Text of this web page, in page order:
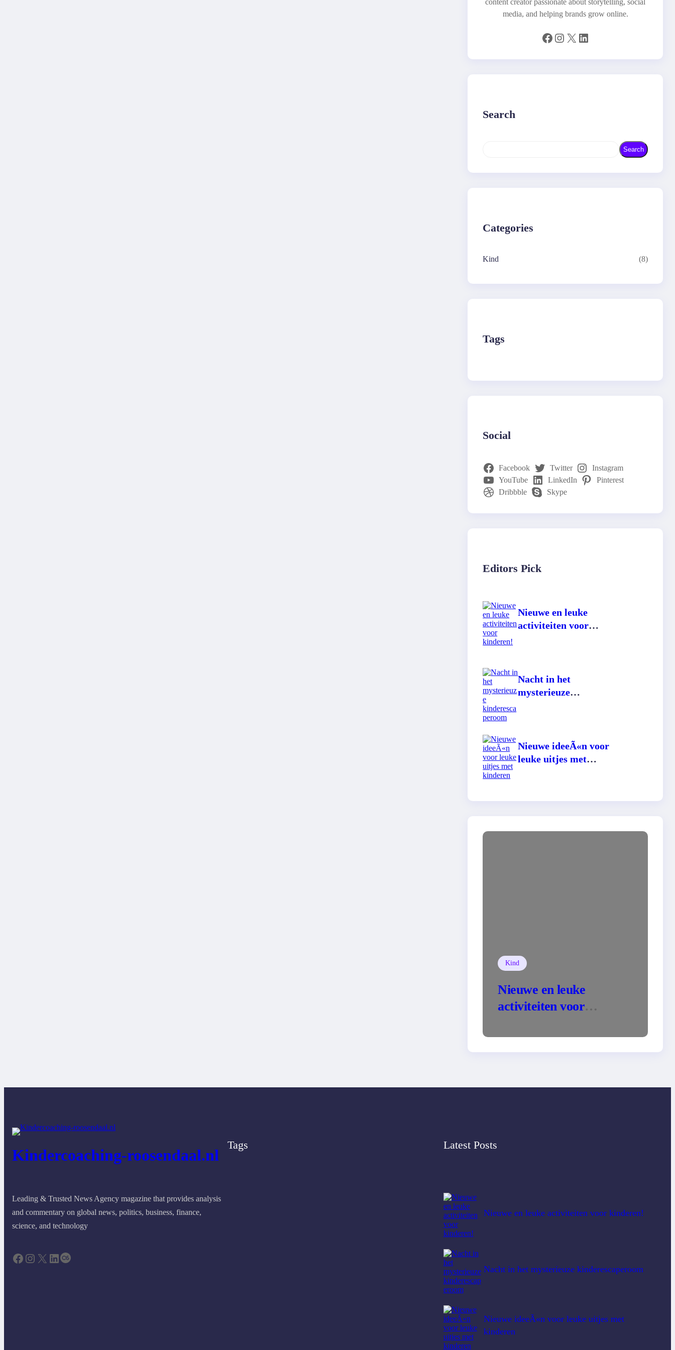
content creator passionate about storytelling, social
media, and helping brands grow online.
Facebook Instagram X LinkedIn
Search
r
Search
Categories
Kind (8)
Tags
Social
Facebook Twitter
Instagram
YouTube
LinkedIn
Pinterest
Dribbble
Skype
Editors Pick
Nieuwe en leuke
activiteiten voor
Nacht in het
mysterieuze
Nieuwe ideeÃ«n voor
leuke uitjes met
Kind
Nieuwe en leuke
activiteiten voor
Kindercoaching-roosendaal.nl
Leading & Trusted News Agency magazine that provides analysis
and commentary on global news, politics, business, finance,
science, and technology
Facebook Instagram X LinkedIn Last.fm
Tags Latest Posts
Nieuwe en leuke activiteiten voor kinderen!
Nacht in het mysterieuze kinderescaperoom
Nieuwe ideeÃ«n voor leuke uitjes met
kinderen